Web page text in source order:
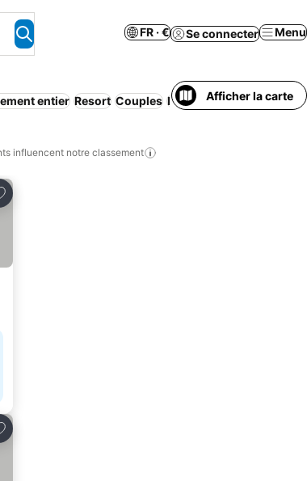
FR · € Se connecter Menu
entier Resort Couples Parking Plage Spa
Afficher la carte
influencent notre classement
à mes favoris
à mes favoris